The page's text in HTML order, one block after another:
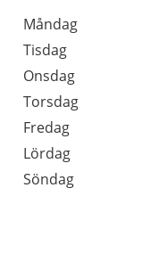
Dag
Öppettider
Kommentarer
Måndag
Tisdag
Onsdag
Torsdag
Fredag
Lördag
Söndag